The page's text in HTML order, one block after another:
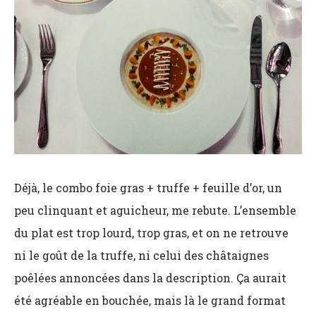
Déjà, le combo foie gras + truffe + feuille d’or, un
peu clinquant et aguicheur, me rebute. L’ensemble
du plat est trop lourd, trop gras, et on ne retrouve
ni le goût de la truffe, ni celui des châtaignes
poêlées annoncées dans la description. Ça aurait
été agréable en bouchée, mais là le grand format